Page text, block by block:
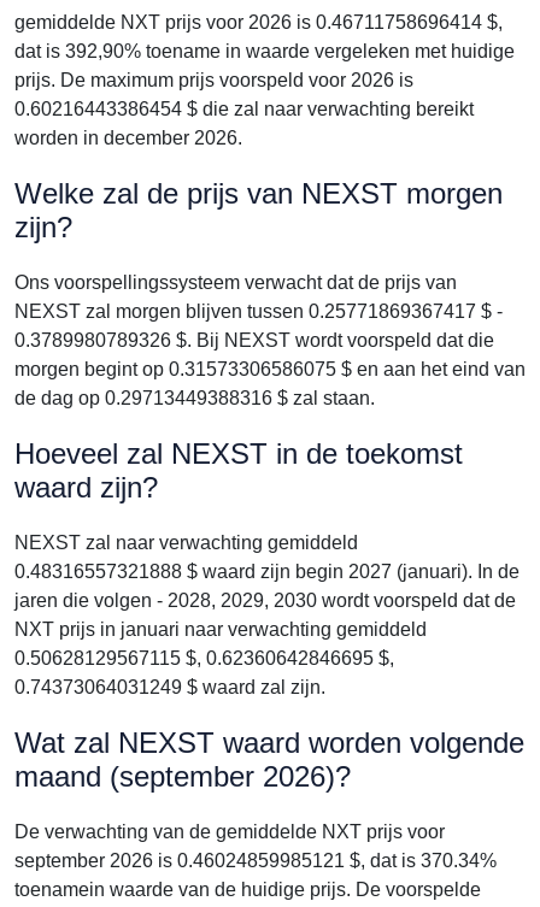
gemiddelde NXT prijs voor 2026 is 0.46711758696414 $,
dat is 392,90% toename in waarde vergeleken met huidige
prijs. De maximum prijs voorspeld voor 2026 is
0.60216443386454 $ die zal naar verwachting bereikt
worden in december 2026.
Welke zal de prijs van NEXST morgen
zijn?
Ons voorspellingssysteem verwacht dat de prijs van
NEXST zal morgen blijven tussen 0.25771869367417 $ -
0.3789980789326 $. Bij NEXST wordt voorspeld dat die
morgen begint op 0.31573306586075 $ en aan het eind van
de dag op 0.29713449388316 $ zal staan.
Hoeveel zal NEXST in de toekomst
waard zijn?
NEXST zal naar verwachting gemiddeld
0.48316557321888 $ waard zijn begin 2027 (januari). In de
jaren die volgen - 2028, 2029, 2030 wordt voorspeld dat de
NXT prijs in januari naar verwachting gemiddeld
0.50628129567115 $, 0.62360642846695 $,
0.74373064031249 $ waard zal zijn.
Wat zal NEXST waard worden volgende
maand (september 2026)?
De verwachting van de gemiddelde NXT prijs voor
september 2026 is 0.46024859985121 $, dat is 370.34%
toenamein waarde van de huidige prijs. De voorspelde